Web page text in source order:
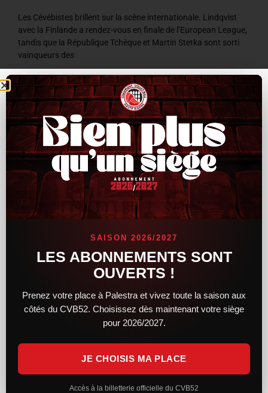
Les Cévébistes brillent sur la scène internationale. Lindqvist
avec la Finlande a rendez-vous en finale de l’European League,
tandis que la République Tchèque et Martin Stetka sont sorti
vainqueurs des
LIRE LA SUITE »
8 juillet 2026 9 h 59 min
ACTUALITÉS
VNL 2026 : les Bleus entre confirmation et
frustration à Orléans
SAISON 2026/2027
LES ABONNEMENTS SONT
OUVERTS !
Prenez votre place à Palestra et vivez toute la saison aux
côtés du CVB52. Choisissez dès maintenant votre siège
pour 2026/2027.
JE CHOISIS MA PLACE
Accès à la billetterie officielle du CVB52